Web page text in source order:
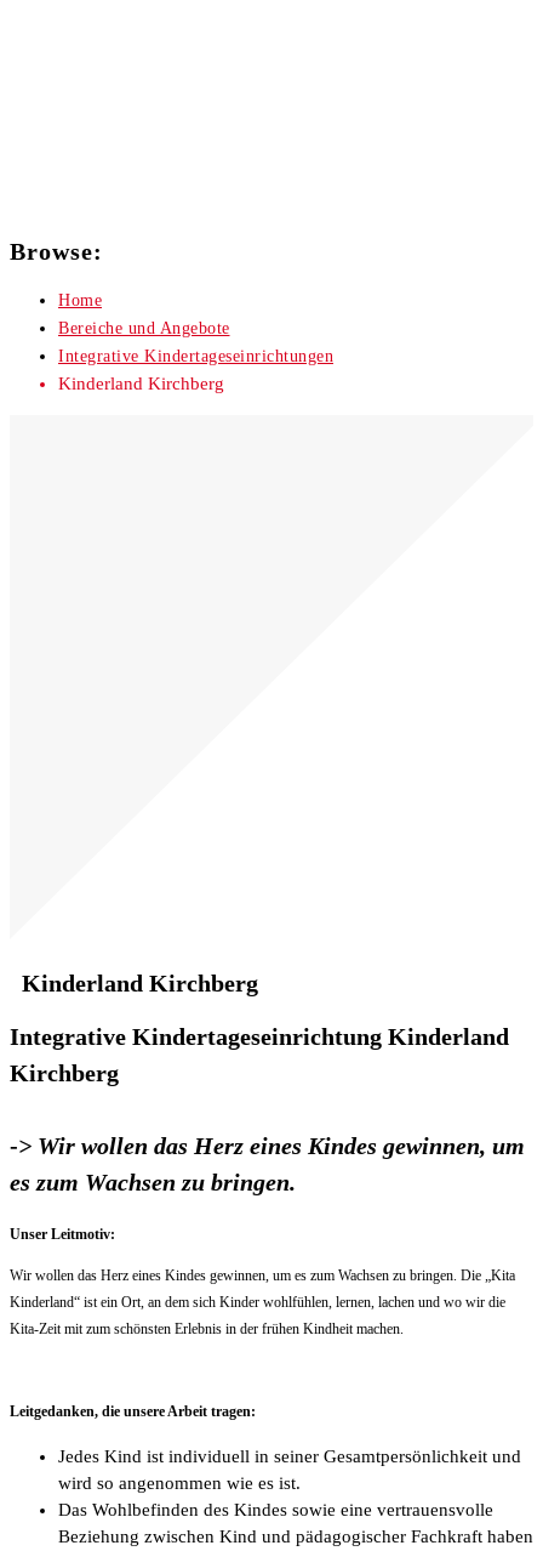
Browse:
Home
Bereiche und Angebote
Integrative Kindertageseinrichtungen
Kinderland Kirchberg
Kinderland Kirchberg
Integrative Kindertageseinrichtung Kinderland
Kirchberg
-> Wir wollen das Herz eines Kindes gewinnen, um
es zum Wachsen zu bringen.
Unser Leitmotiv:
Wir wollen das Herz eines Kindes gewinnen, um es zum Wachsen zu bringen. Die „Kita
Kinderland“ ist ein Ort, an dem sich Kinder wohlfühlen, lernen, lachen und wo wir die
Kita-Zeit mit zum schönsten Erlebnis in der frühen Kindheit machen.
Leitgedanken, die unsere Arbeit tragen:
Jedes Kind ist individuell in seiner Gesamtpersönlichkeit und
wird so angenommen wie es ist.
Das Wohlbefinden des Kindes sowie eine vertrauensvolle
Beziehung zwischen Kind und pädagogischer Fachkraft haben